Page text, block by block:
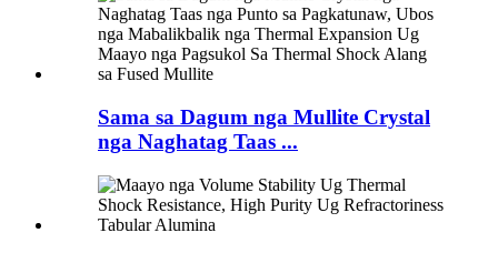
Sama sa Dagum nga Mullite Crystal
nga Naghatag Taas ...